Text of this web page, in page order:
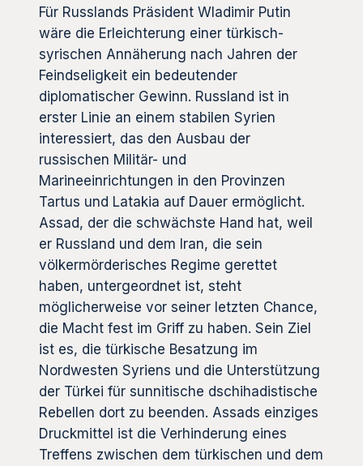
Für Russlands Präsident Wladimir Putin
wäre die Erleichterung einer türkisch-
syrischen Annäherung nach Jahren der
Feindseligkeit ein bedeutender
diplomatischer Gewinn. Russland ist in
erster Linie an einem stabilen Syrien
interessiert, das den Ausbau der
russischen Militär- und
Marineeinrichtungen in den Provinzen
Tartus und Latakia auf Dauer ermöglicht.
Assad, der die schwächste Hand hat, weil
er Russland und dem Iran, die sein
völkermörderisches Regime gerettet
haben, untergeordnet ist, steht
möglicherweise vor seiner letzten Chance,
die Macht fest im Griff zu haben. Sein Ziel
ist es, die türkische Besatzung im
Nordwesten Syriens und die Unterstützung
der Türkei für sunnitische dschihadistische
Rebellen dort zu beenden. Assads einziges
Druckmittel ist die Verhinderung eines
Treffens zwischen dem türkischen und dem